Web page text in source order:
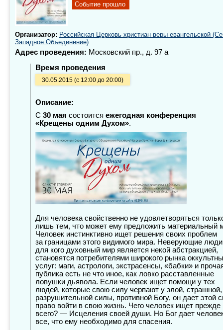
Событие прошло
Организатор: Российская Церковь христиан веры евангельской
Западное Объединение)
Адрес проведения: Московский пр., д. 97 а
Время проведения
30.05.2015 (с 12:00 до 20:00)
Описание:
С 30 мая состоится ежегодная конференция
«Крещены одним Духом».
Для человека свойственно не удовлетворяться
лишь тем, что может ему предложить материальный
Человек инстинктивно ищет решения своих проблем
за границами этого видимого мира. Неверующие
для кого духовный мир является некой абстракцией,
становятся потребителями широкого рынка
услуг: маги, астрологи, экстрасенсы, «бабки» и
публика есть не что иное, как ловко расставленные
ловушки дьявола. Если человек ищет помощи у тех
людей, которые свою силу черпают у злой, страшной,
разрушительной силы, противной Богу, он дает этой
право войти в свою жизнь. Чего человек ищет прежде
всего? — Исцеления своей души. Но Бог дает
все, что ему необходимо для спасения.